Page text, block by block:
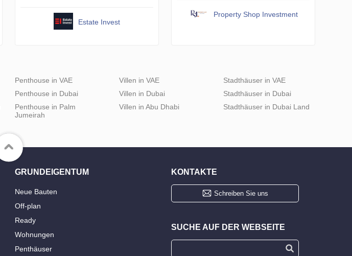
Estate Invest
Property Shop Investment
Penthouse in VAE
Penthouse in Dubai
Penthouse in Palm
Jumeirah
Villen in VAE
Villen in Dubai
Villen in Abu Dhabi
Stadthäuser in VAE
Stadthäuser in Dubai
Stadthäuser in Dubai Land
GRUNDEIGENTUM
Neue Bauten
Off-plan
Ready
Wohnungen
Penthäuser
KONTAKTE
Schreiben Sie uns
SUCHE AUF DER WEBSEITE